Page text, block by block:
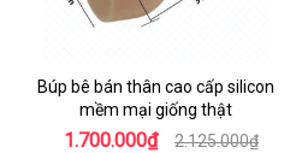
Búp bê bán thân cao cấp silicon
mềm mại giống thật
1.700.000₫ 2.125.000₫